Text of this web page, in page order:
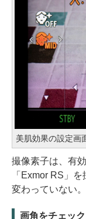
美肌効果の設定画
撮像素子は、有
「Exmor RS」
変わっていない。
画角をチェック